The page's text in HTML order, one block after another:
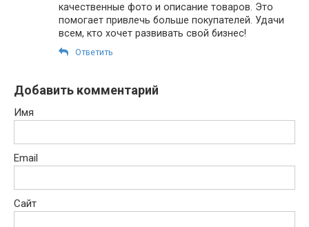
качественные фото и описание товаров. Это
помогает привлечь больше покупателей. Удачи
всем, кто хочет развивать свой бизнес!
Ответить
Добавить комментарий
Имя
Email
Сайт